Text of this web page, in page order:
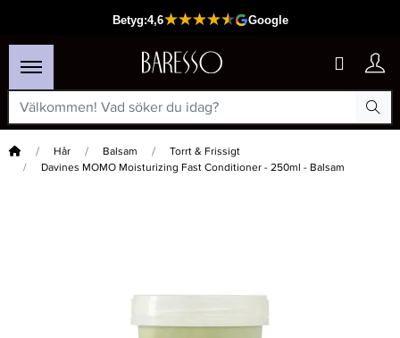
Hem Hår Balsam
Torrt & Frissigt
Davines MOMO Moisturizing Fast Conditioner - 250ml - Balsam